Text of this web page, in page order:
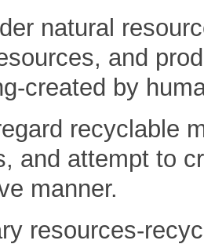
natural
and
created by
recyclable
and attempt to
manner.
resources-